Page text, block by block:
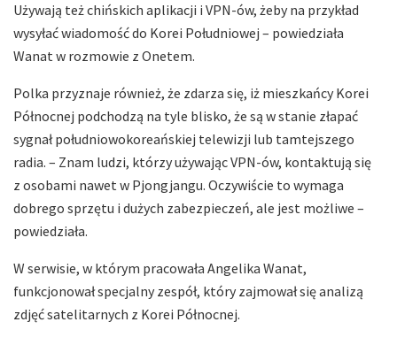
Używają też chińskich aplikacji i VPN-ów, żeby na przykład
wysyłać wiadomość do Korei Południowej – powiedziała
Wanat w rozmowie z Onetem.
Polka przyznaje również, że zdarza się, iż mieszkańcy Korei
Północnej podchodzą na tyle blisko, że są w stanie złapać
sygnał południowokoreańskiej telewizji lub tamtejszego
radia. – Znam ludzi, którzy używając VPN-ów, kontaktują się
z osobami nawet w Pjongjangu. Oczywiście to wymaga
dobrego sprzętu i dużych zabezpieczeń, ale jest możliwe –
powiedziała.
W serwisie, w którym pracowała Angelika Wanat,
funkcjonował specjalny zespół, który zajmował się analizą
zdjęć satelitarnych z Korei Północnej.